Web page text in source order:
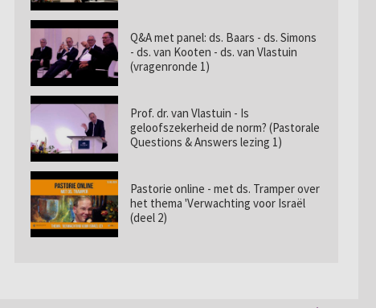
Q&A met panel: ds. Baars - ds. Simons
- ds. van Kooten - ds. van Vlastuin
(vragenronde 1)
Prof. dr. van Vlastuin - Is
geloofszekerheid de norm? (Pastorale
Questions & Answers lezing 1)
Pastorie online - met ds. Tramper over
het thema 'Verwachting voor Israël
(deel 2)